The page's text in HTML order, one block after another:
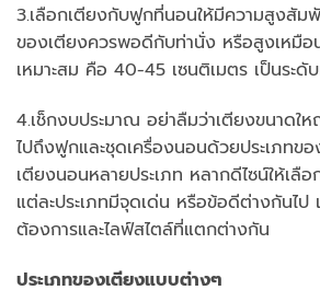
3.เลือกเตียงกับฟูกที่นอนให้มีความสูงสัม
ของเตียงควรพอดีกับท่านั่ง หรือสูงเหมือ
เหมาะสม คือ 40-45 เซนติเมตร เป็นระดั
4.เช็กงบประมาณ อย่าลืมว่าเตียงขนาดใ
ไปถึงฟูกและชุดเครื่องนอนด้วยประเภทข
เตียงนอนหลายประเภท หลากดีไซน์ให้เลื
แต่ละประเภทมีจุดเด่น หรือข้อดีต่างกันไป
ต้องการและไลฟ์สไตล์ที่แตกต่างกัน
ประเภทของเตียงแบบต่างๆ